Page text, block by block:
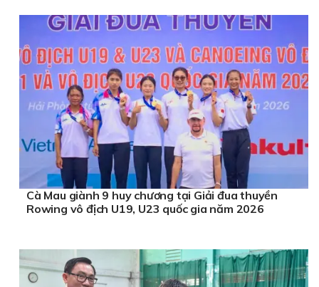
Cà Mau giành 9 huy chương tại Giải đua thuyền
Rowing vô địch U19, U23 quốc gia năm 2026